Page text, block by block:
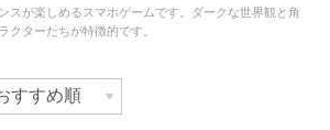
スが楽しめるスマホゲームです。ダークな世界観と角
ターたちが特徴的です。